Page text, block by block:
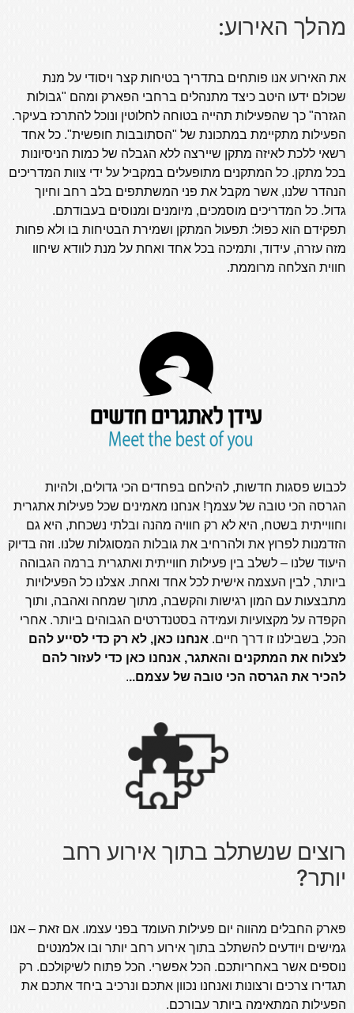
מהלך האירוע:​​
את האירוע אנו פותחים בתדריך בטיחות קצר ויסודי על מנת
שכולם ידעו היטב כיצד מתנהלים ברחבי הפארק ומהם "גבולות
הגזרה" כך שהפעילות תהייה בטוחה לחלוטין ונוכל להתרכז בעיקר.
הפעילות מתקיימת במתכונת של "הסתובבות חופשית". כל אחד
רשאי ללכת לאיזה מתקן שיירצה ללא הגבלה של כמות הניסיונות
בכל מתקן. כל המתקנים מתופעלים במקביל על ידי צוות המדריכים
הנהדר שלנו, אשר מקבל את פני המשתתפים בלב רחב וחיוך
גדול. כל המדריכים מוסמכים, מיומנים ומנוסים בעבודתם.
תפקידם הוא כפול: תפעול המתקן ושמירת הבטיחות בו ולא פחות
מזה עזרה, עידוד, ותמיכה בכל אחד ואחת על מנת לוודא שיחוו
חווית הצלחה מרוממת.
לכבוש פסגות חדשות, להילחם בפחדים הכי גדולים, ולהיות
הגרסה הכי טובה של עצמך! אנחנו מאמינים שכל פעילות אתגרית
וחווייתית בשטח, היא לא רק חוויה מהנה ובלתי נשכחת, היא גם
הזדמנות לפרוץ את ולהרחיב את גובלות המסוגלות שלנו. וזה בדיוק
היעוד שלנו – לשלב בין פעילות חווייתית ואתגרית ברמה הגבוהה
ביותר, לבין העצמה אישית לכל אחד ואחת. אצלנו כל הפעילויות
מתבצעות עם המון רגישות והקשבה, מתוך שמחה ואהבה, ותוך
הקפדה על מקצועיות ועמידה בסטנדרטים הגבוהים ביותר. אחרי
הכל, בשבילנו זו דרך חיים. אנחנו כאן, לא רק כדי לסייע להם
לצלוח את המתקנים והאתגר, אנחנו כאן כדי לעזור להם
להכיר את הגרסה הכי טובה של עצמם...
רוצים שנשתלב בתוך אירוע רחב
יותר?
פארק החבלים מהווה יום פעילות העומד בפני עצמו. אם זאת – אנו
גמישים ויודעים להשתלב בתוך אירוע רחב יותר ובו אלמנטים
נוספים אשר באחריותכם. הכל אפשרי. הכל פתוח לשיקולכם. רק
תגדירו צרכים ורצונות ואנחנו נכוון אתכם ונרכיב ביחד אתכם את
הפעילות המתאימה ביותר עבורכם.